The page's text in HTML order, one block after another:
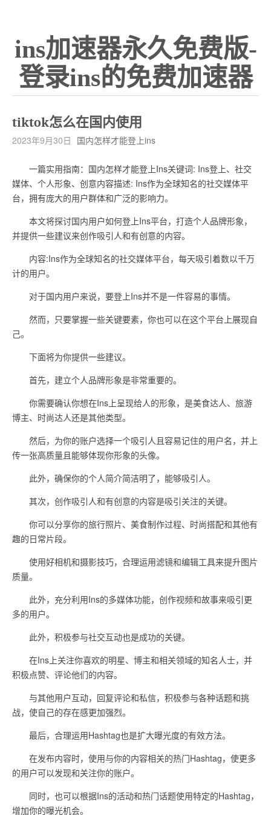
ins加速器永久免费版-
登录ins的免费加速器
tiktok怎么在国内使用
2023年9月30日 国内怎样才能登上ins
一篇实用指南：国内怎样才能登上Ins关键词: Ins登上、社交
媒体、个人形象、创意内容描述: Ins作为全球知名的社交媒体平
台，拥有庞大的用户群体和广泛的影响力。
本文将探讨国内用户如何登上Ins平台，打造个人品牌形象，
并提供一些建议来创作吸引人和有创意的内容。
内容:Ins作为全球知名的社交媒体平台，每天吸引着数以千万
计的用户。
对于国内用户来说，要登上Ins并不是一件容易的事情。
然而，只要掌握一些关键要素，你也可以在这个平台上展现自
己。
下面将为你提供一些建议。
首先，建立个人品牌形象是非常重要的。
你需要确认你想在Ins上呈现给人的形象，是美食达人、旅游
博主、时尚达人还是其他类型。
然后，为你的账户选择一个吸引人且容易记住的用户名，并上
传一张高质量且能够体现你形象的头像。
此外，确保你的个人简介简洁明了，能够吸引人。
其次，创作吸引人和有创意的内容是吸引关注的关键。
你可以分享你的旅行照片、美食制作过程、时尚搭配和其他有
趣的日常片段。
使用好相机和摄影技巧，合理运用滤镜和编辑工具来提升图片
质量。
此外，充分利用Ins的多媒体功能，创作视频和故事来吸引更
多的用户。
此外，积极参与社交互动也是成功的关键。
在Ins上关注你喜欢的明星、博主和相关领域的知名人士，并
积极点赞、评论他们的内容。
与其他用户互动，回复评论和私信，积极参与各种话题和挑
战，使自己的存在感更加强烈。
最后，合理运用Hashtag也是扩大曝光度的有效方法。
在发布内容时，使用与你的内容相关的热门Hashtag，使更多
的用户可以发现和关注你的账户。
同时，也可以根据Ins的活动和热门话题使用特定的Hashtag，
增加你的曝光机会。